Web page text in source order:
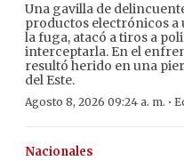
Una gavilla de
productos electrónicos a
la fuga, atacó a tiros a
interceptarla. En el
resultó herido en una
del Este.
Agosto 8, 2026 09:24 a. m. ·
Nacionales